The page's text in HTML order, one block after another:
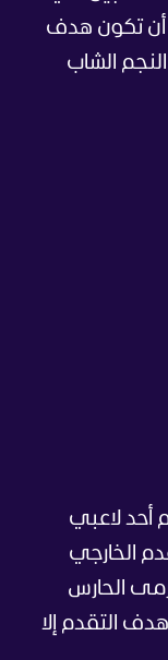
كادت أن تكون هدف
الشاب
أحد لاعبي
الخارجي
الحارس
التقدم إلا